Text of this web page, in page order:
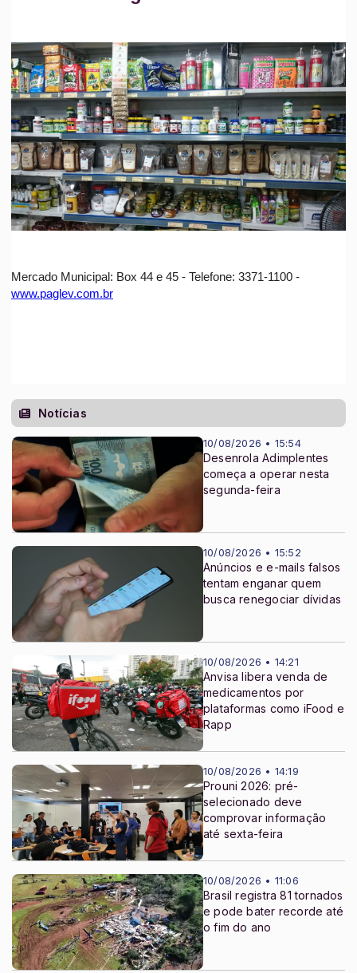
Notícias
10/08/2026 • 15:54
Desenrola Adimplentes
começa a operar nesta
segunda-feira
10/08/2026 • 15:52
Anúncios e e-mails falsos
tentam enganar quem
busca renegociar dívidas
10/08/2026 • 14:21
Anvisa libera venda de
medicamentos por
plataformas como iFood e
Rapp
10/08/2026 • 14:19
Prouni 2026: pré-
selecionado deve
comprovar informação
até sexta-feira
10/08/2026 • 11:06
Brasil registra 81 tornados
e pode bater recorde até
o fim do ano